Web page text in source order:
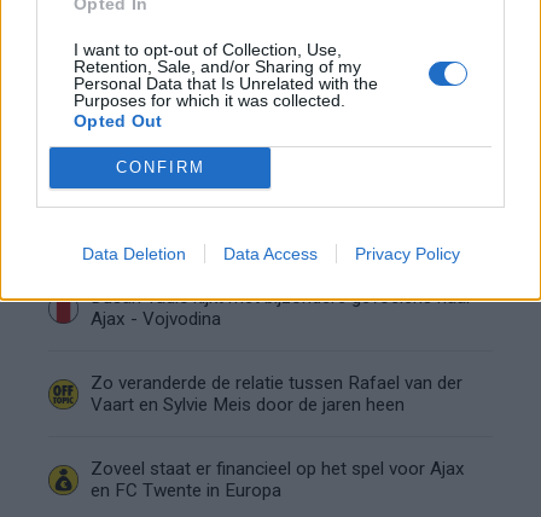
I want to opt-out of Collection, Use,
Retention, Sale, and/or Sharing of my
Personal Data that Is Unrelated with the
Purposes for which it was collected.
Opted Out
CONFIRM
Data Deletion Data Access Privacy Policy
Shane Kluivert krijgt kans van Flick en begint in
de basis bij FC Barcelona
Servische media vergelijken Ajax-talent Abdellah
Ouazane met Lionel Messi
Ajax zet grote stap richting volgende ronde na
Dusan Tadic kijkt met bijzondere gevoelens naar
Ajax - Vojvodina
Zo veranderde de relatie tussen Rafael van der
Vaart en Sylvie Meis door de jaren heen
Zoveel staat er financieel op het spel voor Ajax
en FC Twente in Europa